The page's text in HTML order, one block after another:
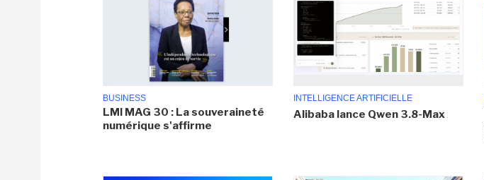
BUSINESS
LMI MAG 30 : La souveraineté
numérique s'affirme
INTELLIGENCE ARTIFICIELLE
Alibaba lance Qwen 3.8-Max